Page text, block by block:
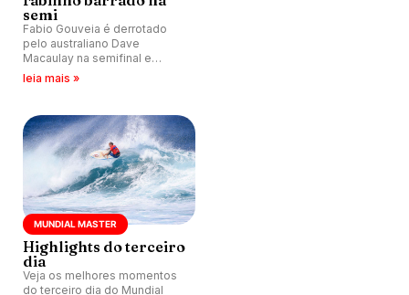
semi
Fabio Gouveia é derrotado
pelo australiano Dave
Macaulay na semifinal e
termina Mundial Master na
leia mais »
MUNDIAL MASTER
Highlights do terceiro
dia
Veja os melhores momentos
do terceiro dia do Mundial